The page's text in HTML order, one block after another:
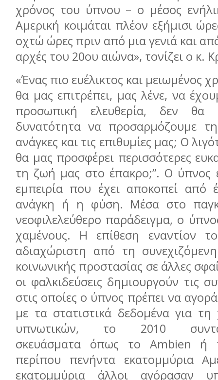
χρόνος του ύπνου – ο μέσος
Αμερική κοιμάται πλέον εξήμισι
οχτώ ώρες πριν από μια γενιά και
αρχές του 20ου αιώνα», τονίζει ο κ.
«Ένας πιο ευέλικτος και μειωμένος
θα μας επιτρέπει, μας λένε, να
προσωπική ελευθερία, δεν θα
δυνατότητα να προσαρμόζουμε
ανάγκες και τις επιθυμίες μας; Ο
θα μας προσφέρει περισσότερες
τη ζωή μας στο έπακρο;”. O ύπνος
εμπειρία που έχει αποκοπεί από
ανάγκη ή η φύση. Μέσα στο
νεοφιλελεύθερο παράδειγμα, ο
χαμένους. H επίθεση εναντίον
αδιαχώριστη από τη
κοινωνικής προστασίας σε άλλες
οι φαλκιδεύσεις δημιουργούν τις
στις οποίες ο ύπνος πρέπει να
με τα στατιστικά δεδομένα για τη
υπνωτικών, το 2010
σκευάσματα όπως το Ambien ή
περίπου πενήντα εκατομμύρια
εκατομμύρια άλλοι αγόρασαν